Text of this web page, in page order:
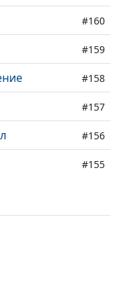
#160
#159
#158
#157
#156
#155